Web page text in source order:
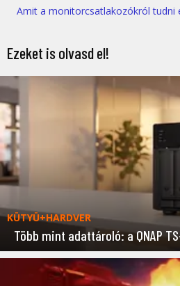
Amit a monitorcsatlakozókról tudni
Ezeket is olvasd el!
KÜTYÜ+HARDVER
Több mint adattároló: a QNAP